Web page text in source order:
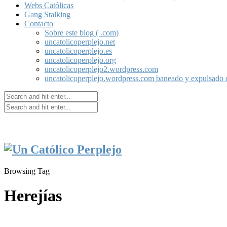
Webs Católicas
Gang Stalking
Contacto
Sobre este blog ( .com)
uncatolicoperplejo.net
uncatolicoperplejo.es
uncatolicoperplejo.org
uncatolicoperplejo2.wordpress.com
uncatolicoperplejo.wordpress.com baneado y expulsado
Browsing Tag
Herejías